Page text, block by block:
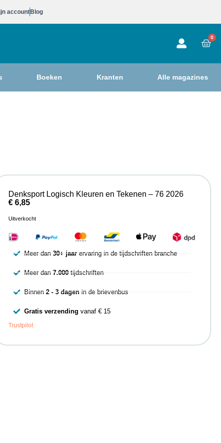
account Blog
0
Boeken Kranten Alle magazines
Denksport Logisch Kleuren en Tekenen – 76 2026
€6,85
Uitverkocht
Meer dan30+ jaar ervaring in de tijdschriften branche
Meer dan7.000 tijdschriften
Binnen2 - 3 dagen in de brievenbus
Gratis verzending vanaf € 15
Trustpilot